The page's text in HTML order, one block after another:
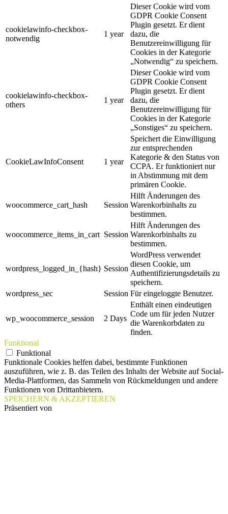
cookielawinfo-checkbox-
notwendig
1 year
Dieser Cookie wird vom
GDPR Cookie Consent
Plugin gesetzt. Er dient
dazu, die
Benutzereinwilligung für
Cookies in der Kategorie
„Notwendig“ zu speichern.
cookielawinfo-checkbox-
others
1 year
Dieser Cookie wird vom
GDPR Cookie Consent
Plugin gesetzt. Er dient
dazu, die
Benutzereinwilligung für
Cookies in der Kategorie
„Sonstiges“ zu speichern.
CookieLawInfoConsent 1 year
Speichert die Einwilligung
zur entsprechenden
Kategorie & den Status von
CCPA. Er funktioniert nur
in Abstimmung mit dem
primären Cookie.
woocommerce_cart_hash Session
Hilft Änderungen des
Warenkorbinhalts zu
bestimmen.
woocommerce_items_in_cart Session
Hilft Änderungen des
Warenkorbinhalts zu
bestimmen.
wordpress_logged_in_{hash} Session
WordPress verwendet
diesen Cookie, um
Authentifizierungsdetails zu
speichern.
wordpress_sec
Session Für eingeloggte Benutzer.
wp_woocommerce_session 2 Days
Enthält einen eindeutigen
Code um für jeden Nutzer
die Warenkorbdaten zu
finden.
Funktional
Funktional
Funktionale Cookies helfen dabei, bestimmte Funktionen
auszuführen, wie z. B. das Teilen des Inhalts der Website auf Social-
Media-Plattformen, das Sammeln von Rückmeldungen und andere
Funktionen von Drittanbietern.
SPEICHERN & AKZEPTIEREN
Präsentiert von